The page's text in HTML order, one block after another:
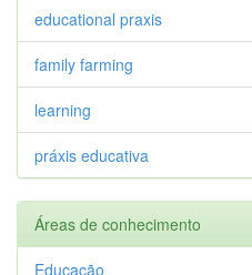
educational praxis
family farming
learning
práxis educativa
Áreas de conhecimento
Educação